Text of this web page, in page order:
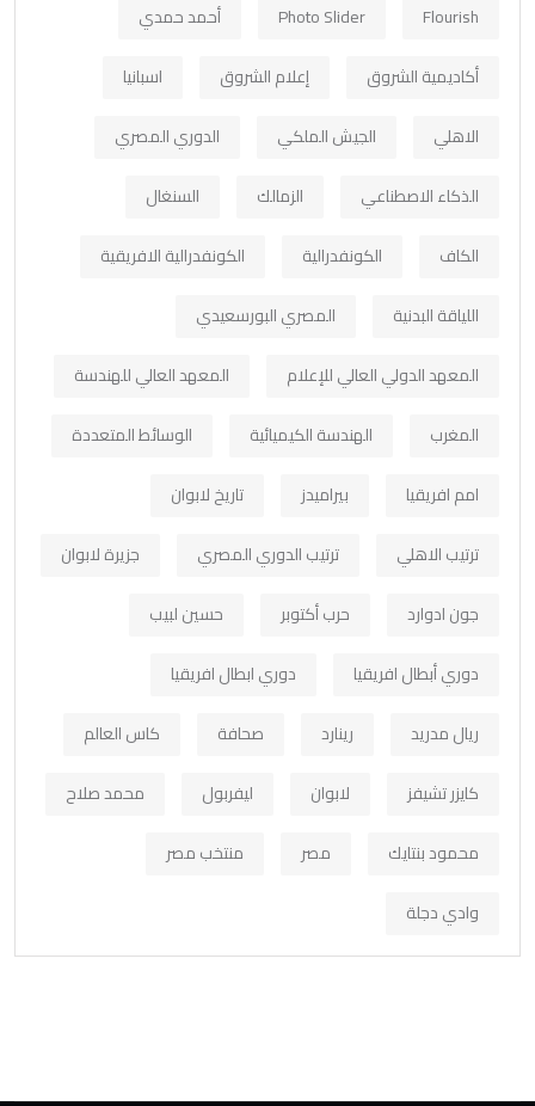
Flourish
Photo Slider
أحمد حمدي
أكاديمية الشروق
إعلام الشروق
اسبانيا
الاهلي
الجيش الملكي
الدوري المصري
الذكاء الاصطناعي
الزمالك
السنغال
الكاف
الكونفدرالية
الكونفدرالية الافريقية
اللياقة البدنية
المصري البورسعيدي
المعهد الدولي العالي للإعلام
المعهد العالي للهندسة
المغرب
الهندسة الكيميائية
الوسائط المتعددة
امم افريقيا
بيراميدز
تاريخ لابوان
ترتيب الاهلي
ترتيب الدوري المصري
جزيرة لابوان
جون ادوارد
حرب أكتوبر
حسين لبيب
دوري أبطال افريقيا
دوري ابطال افريقيا
ريال مدريد
رينارد صحافة
كاس العالم
كايزر تشيفز
لابوان ليفربول
محمد صلاح
محمود بنتايك
مصر
منتخب مصر
وادي دجلة